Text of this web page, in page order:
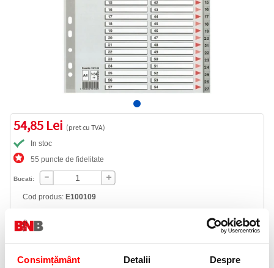
Consimțământ Detalii Despre
54,85 Lei (pret cu TVA)
In stoc
55 puncte de fidelitate
Bucati:
Cod produs: E100109
Informatii livrare
Telefon: